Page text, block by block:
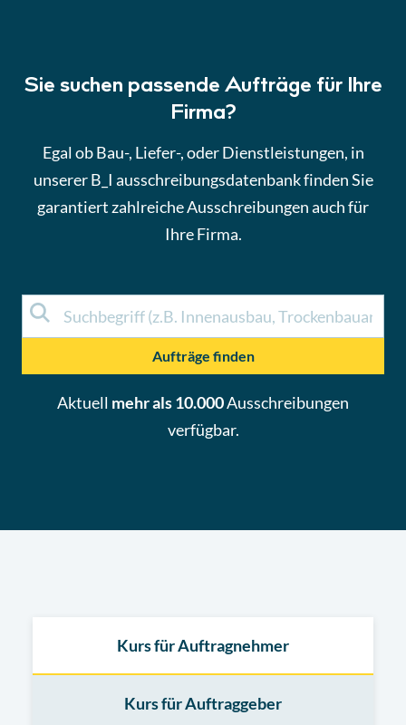
Sie suchen passende Aufträge für Ihre
Firma?
Egal ob Bau-, Liefer-, oder Dienstleistungen, in
unserer B_I ausschreibungsdatenbank finden Sie
garantiert zahlreiche Ausschreibungen auch für
Ihre Firma.
Aufträge finden
Aktuell mehr als 10.000Ausschreibungen
verfügbar.
Kurs für Auftragnehmer
Kurs für Auftraggeber